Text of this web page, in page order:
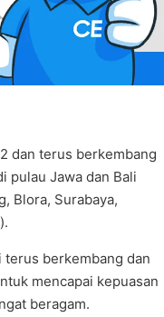
dan terus berkembang
pulau Jawa dan Bali
Blora, Surabaya,
terus berkembang dan
mencapai kepuasan
beragam.